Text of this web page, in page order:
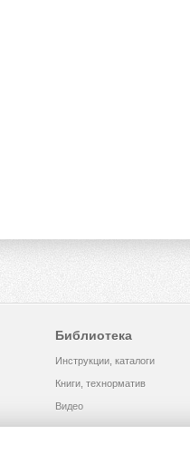
Библиотека
Инструкции, каталоги
Книги, технорматив
Видео